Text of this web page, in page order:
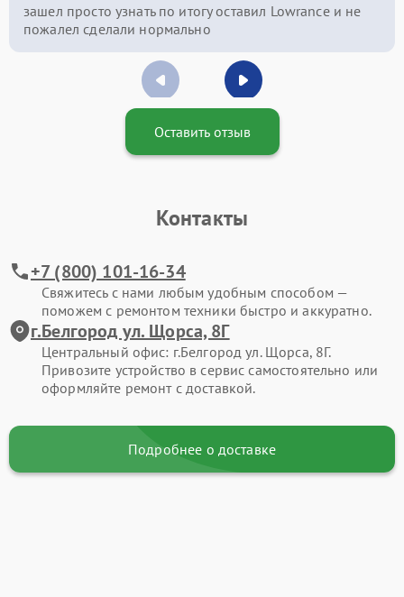
зашел просто узнать по итогу оставил Lowrance и не
пожалел сделали нормально
Оставить отзыв
Контакты
+7 (800) 101-16-34
Свяжитесь с нами любым удобным способом —
поможем с ремонтом техники быстро и аккуратно.
г.Белгород ул. Щорса, 8Г
Центральный офис: г.Белгород ул. Щорса, 8Г.
Привозите устройство в сервис самостоятельно или
оформляйте ремонт с доставкой.
Подробнее о доставке